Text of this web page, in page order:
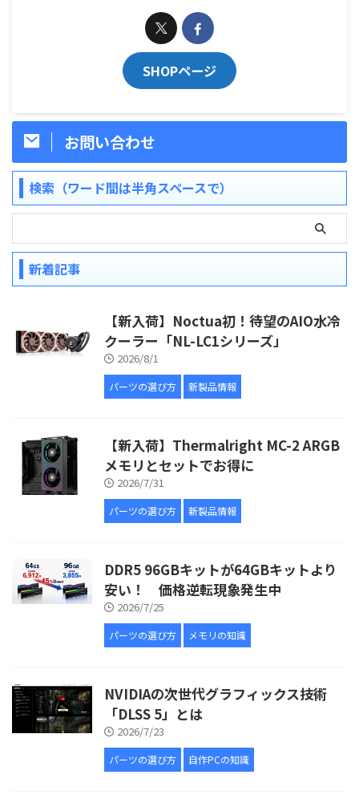
SHOPページ
お問い合わせ
検索（ワード間は半角スペースで）
新着記事
【新入荷】Noctua初！待望のAIO水冷
クーラー「NL-LC1シリーズ」
2026/8/1
パーツの選び方 新製品情報
【新入荷】Thermalright MC-2 ARGB
メモリとセットでお得に
2026/7/31
パーツの選び方 新製品情報
DDR5 96GBキットが64GBキットより
安い！ 価格逆転現象発生中
2026/7/25
パーツの選び方 メモリの知識
NVIDIAの次世代グラフィックス技術
「DLSS 5」とは
2026/7/23
パーツの選び方 自作PCの知識